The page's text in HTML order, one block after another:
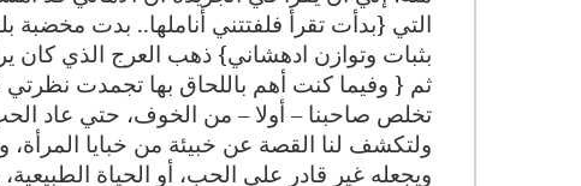
التي {بدأت تقرأ فلفتتني أناملها.. بدت
بثبات وتوازن ادهشاني} ذهب العرج الذي كان
تخلص صاحبنا – أولا – من الخوف، حتي عاد
ولتكشف لنا القصة عن خبيئة من خبايا
ويجعله غير قادر علي الحب، أو الحياة